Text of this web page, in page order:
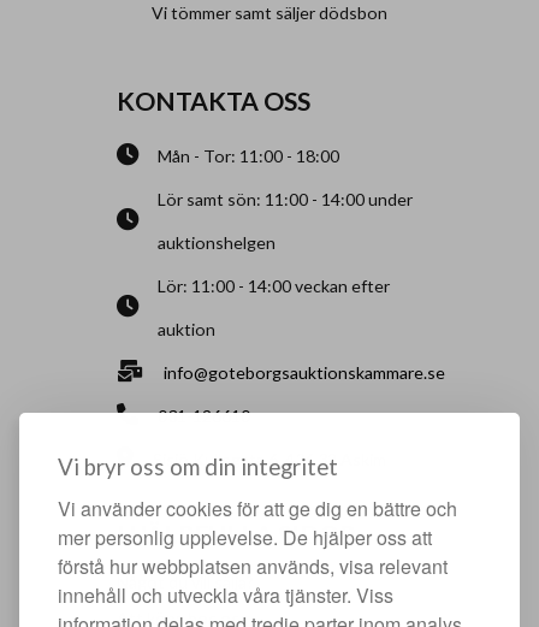
Vi bryr oss om din integritet
Vi använder cookies för att ge dig en bättre och
mer personlig upplevelse. De hjälper oss att
förstå hur webbplatsen används, visa relevant
innehåll och utveckla våra tjänster. Viss
Vi tömmer samt säljer dödsbon
KONTAKTA OSS
Mån - Tor: 11:00 - 18:00
Lör samt sön: 11:00 - 14:00 under
auktionshelgen
Lör: 11:00 - 14:00 veckan efter
auktion
info@goteborgsauktionskammare.se
031-126610
Sisjö Kullegata 6, 436 32 Askim
HJÄLPFULLA SIDOR
Något du vill sälja?
Att köpa hos oss